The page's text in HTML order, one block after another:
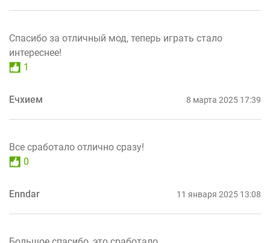
Спасибо за отличный мод, теперь играть стало
интереснее!
1
Ечхием 8 марта 2025 17:39
Все сработало отлично сразу!
0
Enndar 11 января 2025 13:08